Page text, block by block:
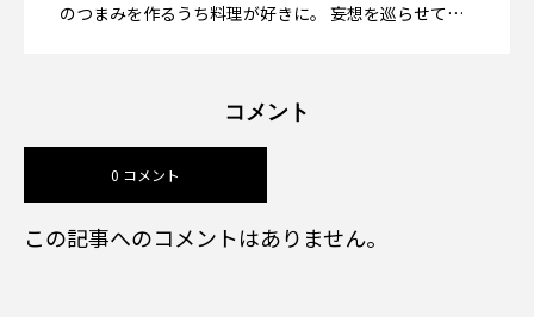
のつまみを作るうち料理が好きに。 妄想を巡らせて人
コメント
0 コメント
この記事へのコメントはありません。